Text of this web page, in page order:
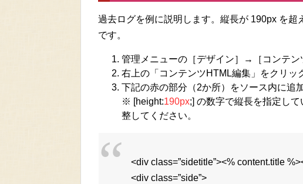
過去ログを例に説明します。縦長が 190px を
です。
管理メニューの［デザイン］→［コンテン
右上の「コンテンツHTML編集」をクリ
下記の赤の部分（2か所）をソース内に追
※ [height:190px;] の数字で縦長を指定し
整してください。
<div class=”sidetitle”><% content.title
<div class=”side”>